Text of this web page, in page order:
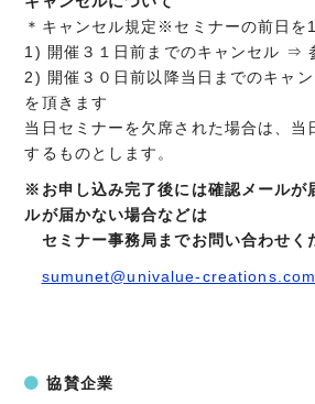
＊キャンセル規定※セミナーの前日を
1) 開催３１日前までのキャンセル ⇒
2) 開催３０日前以降当日までのキャ
を頂きます
当日セミナーを欠席された場合は、当
するものとします。
※お申し込み完了後には確認メールが
ルが届かない場合などは
セミナー事務局までお問い合わせく
sumunet@univalue-creations.com
協賛企業